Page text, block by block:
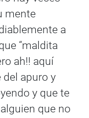
mente
a
“maldita
ah!! aquí
del apuro y
y que te
que no